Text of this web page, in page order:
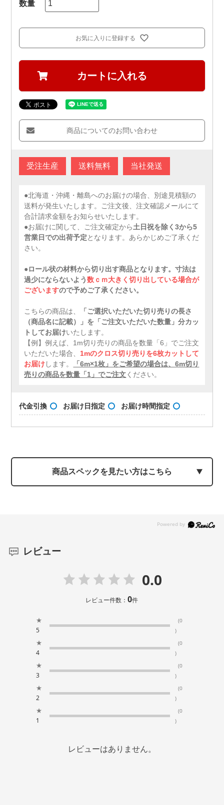
お気に入りに登録する
カートに入れる
商品についてのお問い合わせ
受注生産 送料無料 当社発送
●北海道・沖縄・離島へのお届けの場合、別途見積額の
送料が発生いたします。ご注文後、注文確認メールにて
合計請求金額をお知らせいたします。
●お届けに関して、ご注文確定から土日祝を除く3から5
営業日での出荷予定となります。あらかじめご了承くだ
さい。
●ロール状の材料から切り出す商品となります。寸法は
過少にならないよう数ｃｍ大きく切り出している場合が
ございますので予めご了承ください。
こちらの商品は、
「ご選択いただいた切り売りの長さ
（商品名に記載）」を「ご注文いただいた数量」分カッ
トしてお届けいたします。
【例】例えば、1m切り売りの商品を数量「6」でご注文
いただいた場合、 1mのクロス切り売りを6枚カットして
お届けします。
「6m×1枚」をご希望の場合は、6m切り
売りの商品を数量「1」でご注文ください。
代金引換 お届け日指定 お届け時間指定
商品スペックを見たい方はこちら
レビュー
0.0
レビュー件数：0件
★
5
(0
)
★
4
(0
)
★
3
(0
)
★
2
(0
)
★
1
(0
)
レビューはありません。